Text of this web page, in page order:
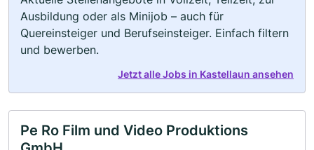
Ausbildung oder als Minijob – auch für
Quereinsteiger und Berufseinsteiger. Einfach filtern
und bewerben.
Jetzt alle Jobs in Kastellaun ansehen
Pe Ro Film und Video Produktions